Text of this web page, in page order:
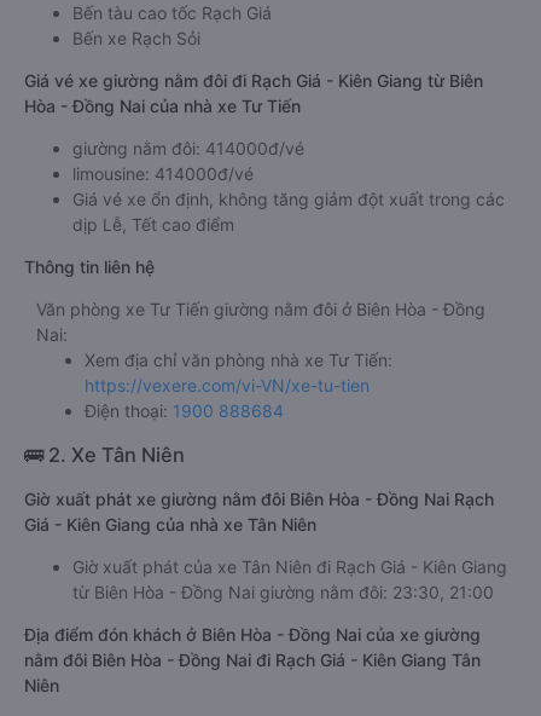
Bến tàu cao tốc Rạch Giá
Bến xe Rạch Sỏi
Giá vé xe giường nằm đôi đi Rạch Giá - Kiên Giang từ Biên
Hòa - Đồng Nai của nhà xe Tư Tiến
giường nằm đôi: 414000đ/vé
limousine: 414000đ/vé
Giá vé xe ổn định, không tăng giảm đột xuất trong các
dịp Lễ, Tết cao điểm
Thông tin liên hệ
Văn phòng xe Tư Tiến giường nằm đôi ở Biên Hòa - Đồng
Nai:
Xem địa chỉ văn phòng nhà xe Tư Tiến:
https://vexere.com/vi-VN/xe-tu-tien
Điện thoại: 1900 888684
🚌 2. Xe Tân Niên
Giờ xuất phát xe giường nằm đôi Biên Hòa - Đồng Nai Rạch
Giá - Kiên Giang của nhà xe Tân Niên
Giờ xuất phát của xe Tân Niên đi Rạch Giá - Kiên Giang
từ Biên Hòa - Đồng Nai giường nằm đôi: 23:30, 21:00
Địa điểm đón khách ở Biên Hòa - Đồng Nai của xe giường
nằm đôi Biên Hòa - Đồng Nai đi Rạch Giá - Kiên Giang Tân
Niên